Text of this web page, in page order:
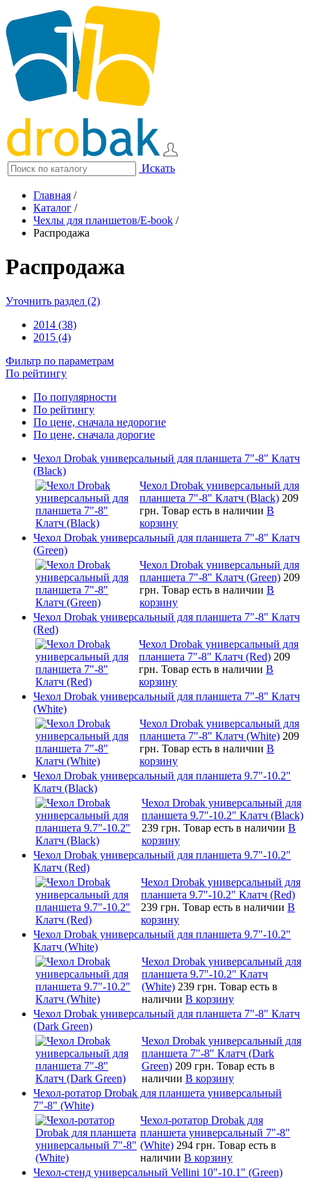
Искать
Главная /
Каталог /
Чехлы для планшетов/E-book /
Распродажа
Распродажа
Уточнить раздел (2)
2014 (38)
2015 (4)
Фильтр по параметрам
По рейтингу
По популярности
По рейтингу
По цене, сначала недорогие
По цене, сначала дорогие
Чехол Drobak универсальный для планшета 7"-8" Клатч
(Black)
Чехол Drobak универсальный для
планшета 7"-8" Клатч (Black) 209
грн. Товар есть в наличии В
корзину
Чехол Drobak универсальный для планшета 7"-8" Клатч
(Green)
Чехол Drobak универсальный для
планшета 7"-8" Клатч (Green) 209
грн. Товар есть в наличии В
корзину
Чехол Drobak универсальный для планшета 7"-8" Клатч
(Red)
Чехол Drobak универсальный для
планшета 7"-8" Клатч (Red) 209
грн. Товар есть в наличии В
корзину
Чехол Drobak универсальный для планшета 7"-8" Клатч
(White)
Чехол Drobak универсальный для
планшета 7"-8" Клатч (White) 209
грн. Товар есть в наличии В
корзину
Чехол Drobak универсальный для планшета 9.7"-10.2"
Клатч (Black)
Чехол Drobak универсальный для
планшета 9.7"-10.2" Клатч (Black)
239 грн. Товар есть в наличии В
корзину
Чехол Drobak универсальный для планшета 9.7"-10.2"
Клатч (Red)
Чехол Drobak универсальный для
планшета 9.7"-10.2" Клатч (Red)
239 грн. Товар есть в наличии В
корзину
Чехол Drobak универсальный для планшета 9.7"-10.2"
Клатч (White)
Чехол Drobak универсальный для
планшета 9.7"-10.2" Клатч
(White) 239 грн. Товар есть в
наличии В корзину
Чехол Drobak универсальный для планшета 7"-8" Клатч
(Dark Green)
Чехол Drobak универсальный для
планшета 7"-8" Клатч (Dark
Green) 209 грн. Товар есть в
наличии В корзину
Чехол-ротатор Drobak для планшета универсальный
7"-8" (White)
Чехол-ротатор Drobak для
планшета универсальный 7"-8"
(White) 294 грн. Товар есть в
наличии В корзину
Чехол-стенд универсальный Vellini 10"-10.1" (Green)